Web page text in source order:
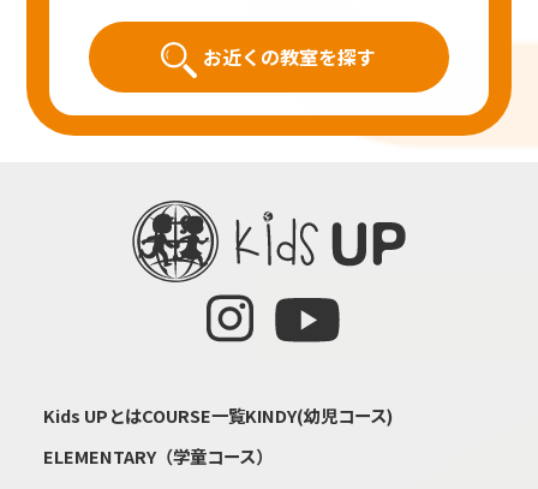
お近くの教室を探す
Kids UPとはCOURSE一覧KINDY(幼児コース)
ELEMENTARY（学童コース）